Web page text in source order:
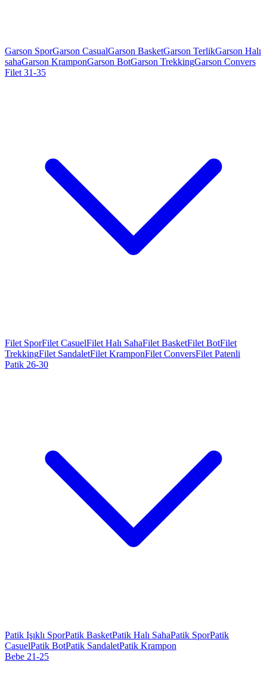
Garson SporGarson CasualGarson BasketGarson TerlikGarson Halı
sahaGarson KramponGarson BotGarson TrekkingGarson Convers
Filet 31-35
Filet SporFilet CasuelFilet Halı SahaFilet BasketFilet BotFilet
TrekkingFilet SandaletFilet KramponFilet ConversFilet Patenli
Patik 26-30
Patik Işıklı SporPatik BasketPatik Halı SahaPatik SporPatik
CasuelPatik BotPatik SandaletPatik Krampon
Bebe 21-25